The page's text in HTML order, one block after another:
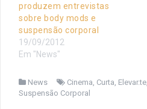
produzem entrevistas
sobre body mods e
suspensão corporal
19/09/2012
Em "News"
News Cinema Curta Elevar.te
Suspensão Corporal